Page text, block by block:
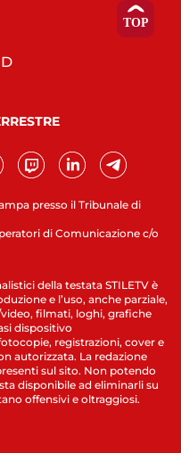
presso il Tribunale di
di Comunicazione c/o
della testata STILETV è
e l’uso, anche parziale,
filmati, loghi, grafiche
dispositivo
registrazioni, cover e
autorizzata. La redazione
sul sito. Non potendo
disponibile ad eliminarli su
offensivi e oltraggiosi.